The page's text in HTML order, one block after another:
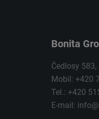
Bonita
Čedlosy
Mobil: +420
Tel.: +420
E-mail: